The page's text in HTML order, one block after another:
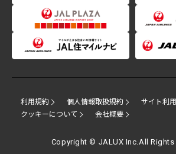
利用規約 個人情報取扱規約
サイト利
クッキーについて
会社概要
Copyright © JALUX Inc.All Rights